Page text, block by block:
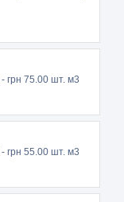
- грн 75.00 шт. м3
- грн 55.00 шт. м3